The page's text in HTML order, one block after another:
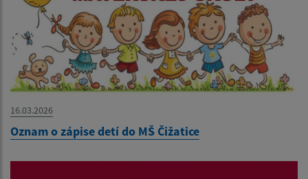
16.03.2026
Oznam o zápise detí do MŠ Čižatice